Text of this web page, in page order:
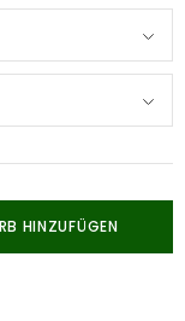
HINZUFÜGEN